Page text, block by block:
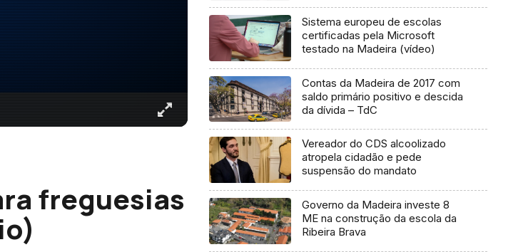
freguesias
Sistema europeu de escolas
certificadas pela Microsoft
testado na Madeira (vídeo)
Contas da Madeira de 2017 com
saldo primário positivo e descida
da dívida – TdC
Vereador do CDS alcoolizado
atropela cidadão e pede
suspensão do mandato
Governo da Madeira investe 8
ME na construção da escola da
Ribeira Brava